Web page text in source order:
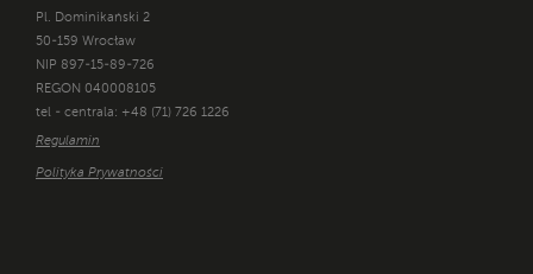
Pl. Dominikański 2
50-159 Wrocław
NIP 897-15-89-726
REGON 040008105
tel - centrala: +48 (71) 726 1226
Regulamin
Polityka Prywatności